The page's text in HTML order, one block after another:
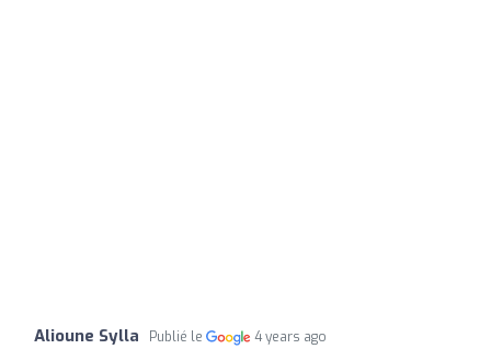
Alioune Sylla Publié le 4 years ago